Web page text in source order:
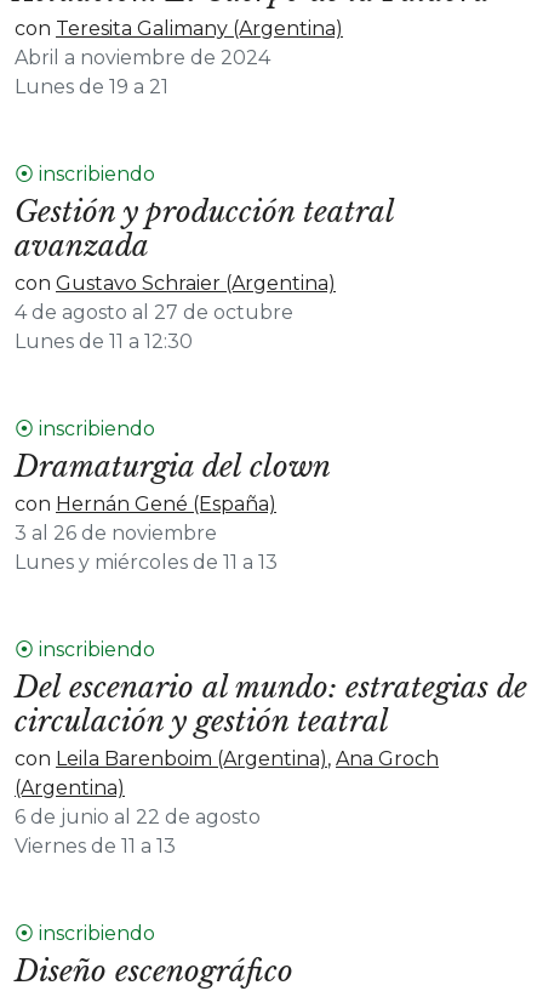
con Teresita Galimany (Argentina)
Abril a noviembre de 2024
Lunes de 19 a 21
⦿ inscribiendo
Gestión y producción teatral
avanzada
con Gustavo Schraier (Argentina)
4 de agosto al 27 de octubre
Lunes de 11 a 12:30
⦿ inscribiendo
Dramaturgia del clown
con Hernán Gené (España)
3 al 26 de noviembre
Lunes y miércoles de 11 a 13
⦿ inscribiendo
Del escenario al mundo: estrategias de
circulación y gestión teatral
con Leila Barenboim (Argentina), Ana Groch
(Argentina)
6 de junio al 22 de agosto
Viernes de 11 a 13
⦿ inscribiendo
Diseño escenográfico